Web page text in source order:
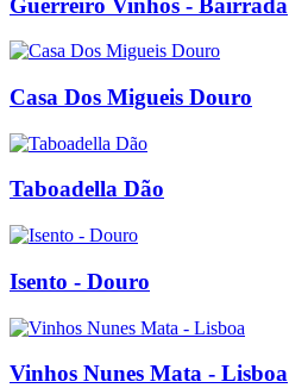
Casa Dos Migueis Douro
Taboadella Dão
Isento - Douro
Vinhos Nunes Mata - Lisboa